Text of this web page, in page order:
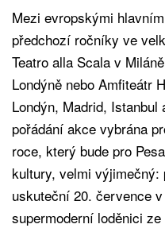
Mezi evropskými
předchozí ročníky ve
Teatro alla Scala v
Londýně nebo Amfiteátr
Londýn, Madrid,
pořádání akce vybrána
roce, který bude pro
kultury, velmi
uskuteční 20. července
supermoderní loděnici